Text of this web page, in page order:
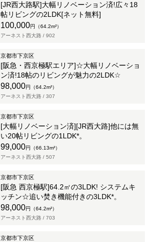
[JR西大路駅]大幅リノベーション済!広々18
帖リビングの2LDK[ネット無料]
100,000円（64.2m²）
アーネスト西大路 / 902
京都市下京区
[阪急・西京極駅エリア]☆大幅リノベーショ
ン済!18帖のリビングが魅力の2LDK☆
98,000円（64.2m²）
アーネスト西大路 / 307
京都市下京区
[大幅リノベーション済][JR西大路]他には無
い20帖リビングの1LDK*。
99,000円（66.13m²）
アーネスト西大路 / 507
京都市下京区
[阪急 西京極駅]64.2㎡の3LDK! システムキ
ッチン☆追い焚き機能付きの3LDK*。
98,000円（64.2m²）
アーネスト西大路 / 703
京都市下京区